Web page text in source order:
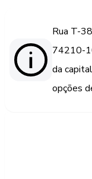
Rua T-
74210-
da
opções